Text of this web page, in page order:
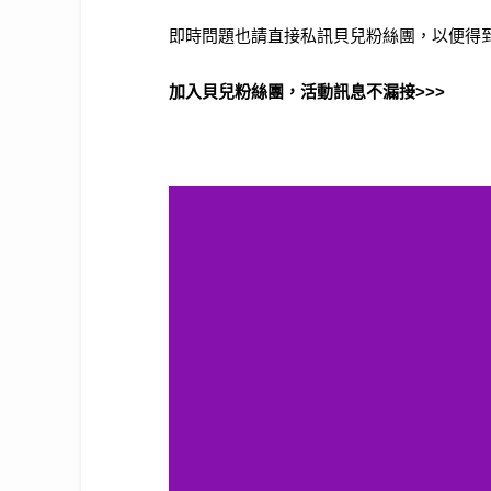
即時問題也請直接私訊貝兒粉絲團，以便得
加入貝兒粉絲團，活動訊息不漏接>>>